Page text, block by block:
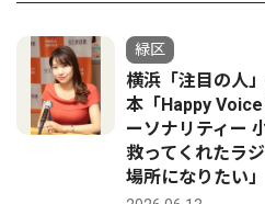
緑区
横浜「注目の人
本「Happy
ーソナリティー
救ってくれたラ
場所になりたい」